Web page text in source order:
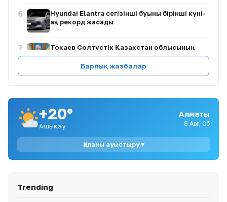
6
Hyundai Elantra сегізінші буыны бірінші күні-
ақ рекорд жасады
7
Тоқаев Солтүстік Қазақстан облысының
тұрғындарына үндеу жасады
9
Мемлекет басшысы кинорежиссер Ардақ
Әмірқұловтың отбасына көңіл айтты
10
Астанада кофейня маңында адамдар легі:
Барлық жазбалар
+20°
Ашықтау
Алматы
8 Авг, Сб
Қаланы ауыстыру ▾
Trending